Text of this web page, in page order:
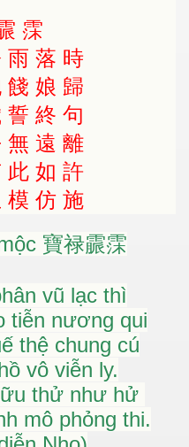
霂
雨 落 時
餞 娘 歸
誓 終 句
無 遠 離
此 如 許
模 仿 施
寶禄霢霂
vũ lạc thì
tiễn nương qui
thệ chung cú
vô viễn ly.
thử như hử
mô phỏng thi.